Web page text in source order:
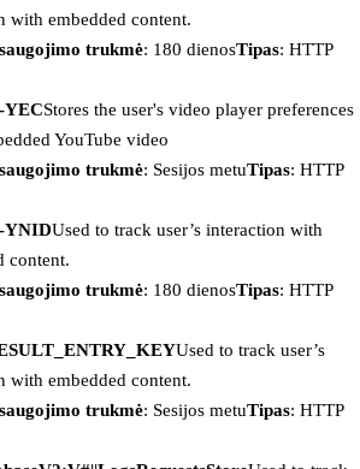
with embedded content.
trukmė: 180 dienosTipas: HTTP
YECStores the user's video player preferences
YouTube video
trukmė: Sesijos metuTipas: HTTP
YNIDUsed to track user’s interaction with
content.
trukmė: 180 dienosTipas: HTTP
Used to track user’s
with embedded content.
trukmė: Sesijos metuTipas: HTTP